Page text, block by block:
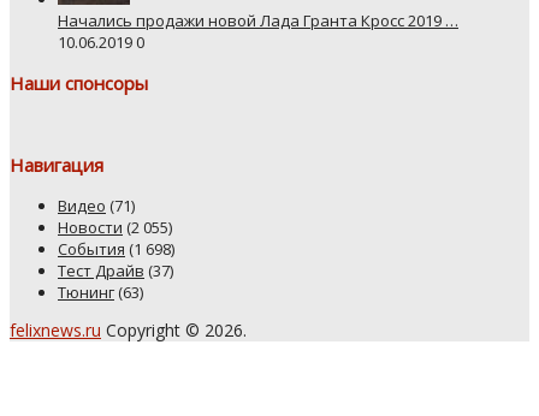
Начались продажи новой Лада Гранта Кросс 2019 …
10.06.20190
Наши спонсоры
Навигация
Видео (71)
Новости (2 055)
События (1 698)
Тест Драйв (37)
Тюнинг (63)
felixnews.ru Copyright © 2026.